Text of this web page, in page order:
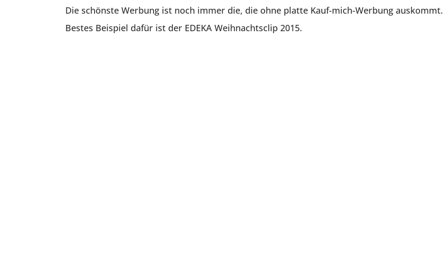
Die schönste Werbung ist noch immer die, die ohne platte Kauf-mich-Werbung auskommt.
Bestes Beispiel dafür ist der EDEKA Weihnachtsclip 2015.